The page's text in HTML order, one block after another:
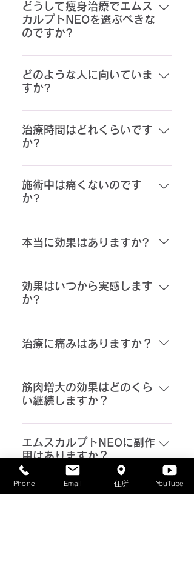
どうして痩身治療でエムス
カルプトNEOを選ぶべきな
のですか?
エムスカルプトNEOは30分間の
施術で脂肪除去と筋肉形成の効果
を同時にもたらす世界初の治療だ
どのような人に向いていま
すか?
どなたでも筋肉を増やし、脂肪を
減らすことができます。治療が適
しているかどうかについては、当
治療時間はどれくらいです
か?
1~2週間に1回、30分間の治療を
計4回推奨しています。 医師と相
談した上で、患者様の目標に合わ
施術中は痛くないのです
か?
エムスカルプトNEOの施術中は筋
トレをしている感覚 があり、施術
を調整できますので、一人ひとり
に最適な出力エネルギーを医師自
ら調整しますので、ご安心くださ
本当に効果はありますか?
エムスカルプト NEOは近年の7つ
の臨床研究で筋肉強化と脂肪除去
効果が証明されています。
効果はいつから実感します
か?
効果実感の時期に関しては個人差
がありますが、通常３・4回目く
す。
治療に痛みはありますか？
通常の運動よりも筋収縮が強いた
め、不快感を伴う場合があります
が、ほとんどの方は問題なく受け
筋肉増大の効果はどのくら
い継続しますか？
MRI、CTや超音波の臨床データで
は、最終治療から3か月後のフォ
ローアップで結果が継続している
ことが確認されています。 エムス
カルプトNEOは新しい技術のた
エムスカルプトNEOに副作
用はありますか？
エムスカルプトNEOは、FDAを含
む世界５カ国で承認取していま
「エムスカルプト」の
Phone Email 住所 YouTube